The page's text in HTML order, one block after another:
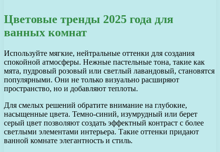
Цветовые тренды 2025 года для
ванных комнат
Используйте мягкие, нейтральные оттенки для создания
спокойной атмосферы. Нежные пастельные тона, такие как
мята, пудровый розовый или светлый лавандовый, становятся
популярными. Они не только визуально расширяют
пространство, но и добавляют теплоты.
Для смелых решений обратите внимание на глубокие,
насыщенные цвета. Темно-синий, изумрудный или берет
серый цвет позволяют создать эффектный контраст с более
светлыми элементами интерьера. Такие оттенки придают
ванной комнате элегантность и стиль.